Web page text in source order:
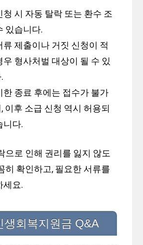
청 시 자동 탈락 또는 환수 조
있습니다.
류 제출이나 거짓 신청이 적
우 형사처벌 대상이 될 수 있
한 종료 후에는 접수가 불가
이후 소급 신청 역시 허용되
니다.
으로 인해 권리를 잃지 않도
히 확인하고, 필요한 서류를
세요.
생회복지원금 Q&A